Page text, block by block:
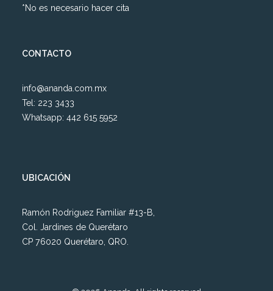
*No es necesario hacer cita
CONTACTO
info@ananda.com.mx
Tel: 223 3433
Whatsapp: 442 615 5952
UBICACIÓN
Ramón Rodriguez Familiar #13-B,
Col. Jardines de Querétaro
CP 76020 Querétaro, QRO.